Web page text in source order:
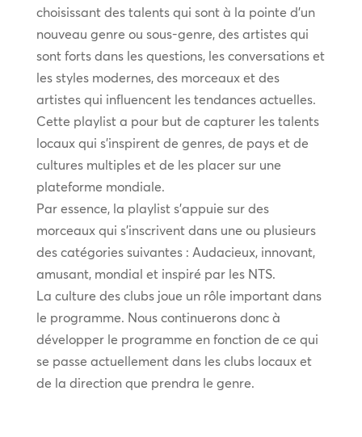
choisissant des talents qui sont à la pointe d’un
nouveau genre ou sous-genre, des artistes qui
sont forts dans les questions, les conversations et
les styles modernes, des morceaux et des
artistes qui influencent les tendances actuelles.
Cette playlist a pour but de capturer les talents
locaux qui s’inspirent de genres, de pays et de
cultures multiples et de les placer sur une
plateforme mondiale.
Par essence, la playlist s’appuie sur des
morceaux qui s’inscrivent dans une ou plusieurs
des catégories suivantes : Audacieux, innovant,
amusant, mondial et inspiré par les NTS.
La culture des clubs joue un rôle important dans
le programme. Nous continuerons donc à
développer le programme en fonction de ce qui
se passe actuellement dans les clubs locaux et
de la direction que prendra le genre.